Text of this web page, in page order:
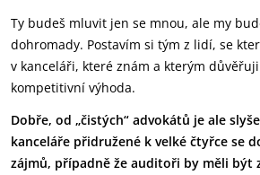
Ty budeš mluvit jen se mnou, ale my
dohromady. Postavím si tým z lidí, se
v kanceláři, které znám a kterým
kompetitivní výhoda.
Dobře, od „čistých“ advokátů je ale
kanceláře přidružené k velké čtyřce se
zájmů, případně že auditoři by měli být